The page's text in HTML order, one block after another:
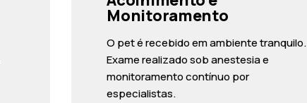
Monitoramento
O pet é recebido em ambiente tranquilo.
Exame realizado sob anestesia e
monitoramento contínuo por
especialistas.